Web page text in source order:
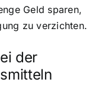
Geld sparen,
zu verzichten.
der